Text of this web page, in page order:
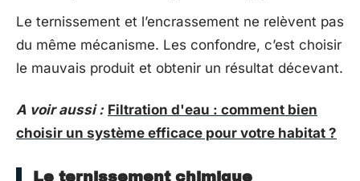
Le ternissement et l’encrassement ne relèvent pas
du même mécanisme. Les confondre, c’est choisir
le mauvais produit et obtenir un résultat décevant.
A voir aussi : Filtration d'eau : comment bien
choisir un système efficace pour votre habitat ?
Le ternissement chimique